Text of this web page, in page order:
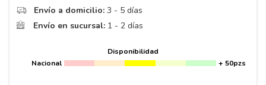
Envío a domicilio: 3 - 5 días
Envío en sucursal: 1 - 2 días
Disponibilidad
Nacional
+ 50pzs
10.
265